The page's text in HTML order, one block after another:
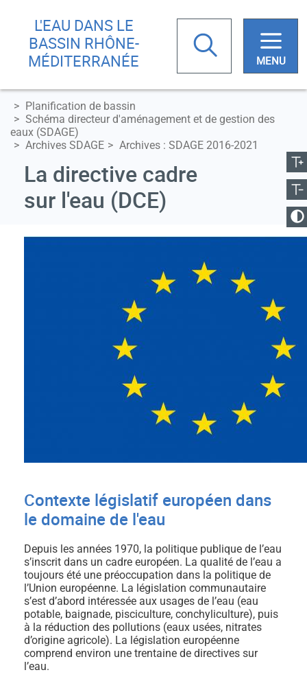
L'EAU DANS LE
BASSIN RHÔNE-
MÉDITERRANÉE
Rechercher
Votre
Planification de bassin
Schéma directeur d'aménagement et de gestion des
eaux (SDAGE)
Archives SDAGE
Archives : SDAGE 2016-2021
la taille
Réduire la taille
le contraste
La directive cadre
sur l'eau (DCE)
Contexte législatif européen dans
le domaine de l'eau
Depuis les années 1970, la politique publique de l’eau
s’inscrit dans un cadre européen. La qualité de l’eau a
toujours été une préoccupation dans la politique de
l’Union européenne. La législation communautaire
s’est d’abord intéressée aux usages de l’eau (eau
potable, baignade, pisciculture, conchyliculture), puis
à la réduction des pollutions (eaux usées, nitrates
d’origine agricole). La législation européenne
comprend environ une trentaine de directives sur
l’eau.